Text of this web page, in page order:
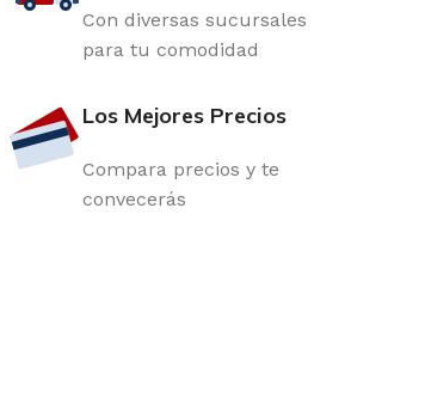
Con diversas sucursales
para tu comodidad
Los Mejores Precios
Compara precios y te
convecerás